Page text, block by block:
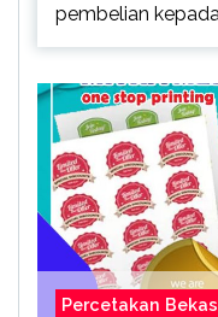
pembelian
Percetakan